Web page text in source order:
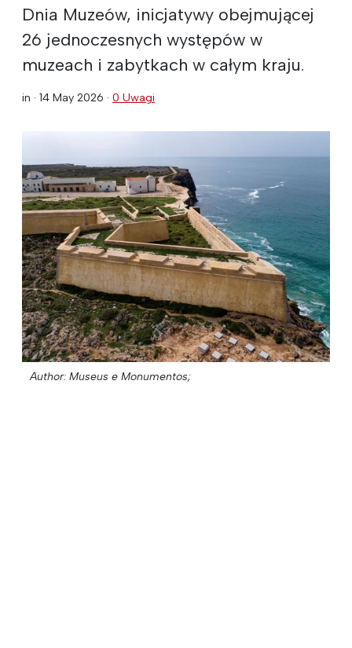
Dnia Muzeów, inicjatywy obejmującej
26 jednoczesnych występów w
muzeach i zabytkach w całym kraju.
in · 14 May 2026 · 0 Uwagi
Author: Museus e Monumentos;